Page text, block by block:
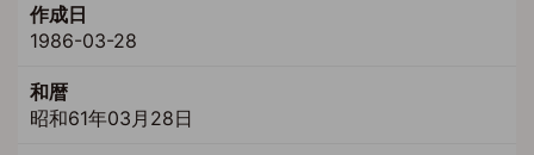
作成日
1986-03-28
和暦
昭和61年03月28日